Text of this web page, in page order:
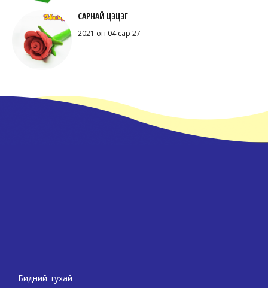
САРНАЙ ЦЭЦЭГ
2021 он 04 сар 27
Бидний тухай